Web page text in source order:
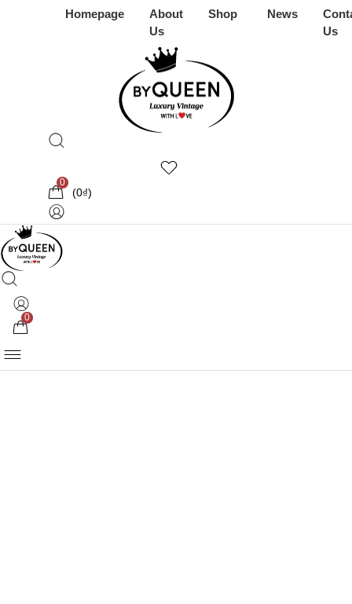
Homepage
About
Us
Shop News
Us
0
(0₫)
0